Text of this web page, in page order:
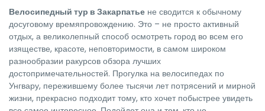
Велосипедный тур в Закарпатье не сводится к обычному
досуговому времяпровождению. Это – не просто активный
отдых, а великолепный способ осмотреть город во всем его
изяществе, красоте, неповторимости, в самом широком
разнообразии ракурсов обзора лучших
достопримечательностей. Прогулка на велосипедах по
Унгвару, пережившему более тысячи лет потрясений и мирной
жизни, прекрасно подходит тому, кто хочет побыстрее увидеть